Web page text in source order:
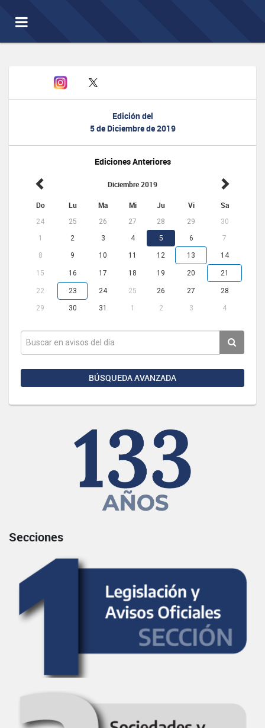
Toggle
navigation
Edición del
5 de Diciembre de 2019
Ediciones Anteriores
Diciembre 2019
Do Lu Ma Mi Ju Vi Sa
24 25 26 27 28 29
30
1
2 3 4 5 6 7
8 9 10 11 12 13 14
15 16 17 18 19 20 21
22 23 24 25 26 27 28
29 30 31 1 2 3 4
BÚSQUEDA AVANZADA
Secciones